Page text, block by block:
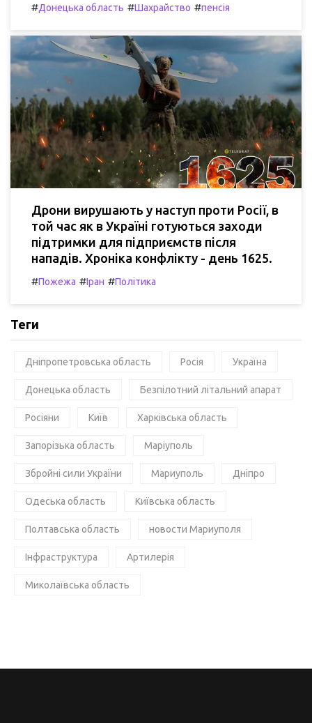
#Донецька область #Шахрайство #пенсія
Дрони вирушають у наступ проти Росії, в
той час як в Україні готуються заходи
підтримки для підприємств після
нападів. Хроніка конфлікту - день 1625.
#Пожежа #Іран #Політика
Теги
Дніпропетровська область Росія Україна
Донецька область Безпілотний літальний апарат
Росіяни Київ Харківська область
Запорізька область Маріуполь
Збройні сили України Мариуполь Дніпро
Одеська область Київська область
Полтавська область новости Мариуполя
Інфраструктура Артилерія
Миколаївська область